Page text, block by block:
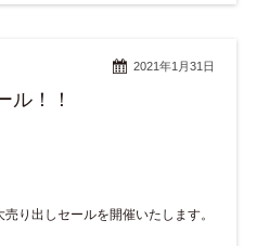
2021年1月31日
ル！！
り出しセールを開催いたします。